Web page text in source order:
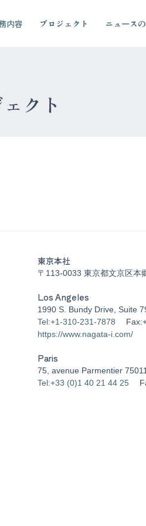
内容 プロジェクト ニュース
クト
東京本社
〒113-0033 東京都文京区本
Los Angeles
1990 S. Bundy Drive, Suite
Tel:+1-310-231-7878
https://www.nagata-i.com/
Paris
75, avenue Parmentier
Tel:+33 (0)1 40 21 44 25